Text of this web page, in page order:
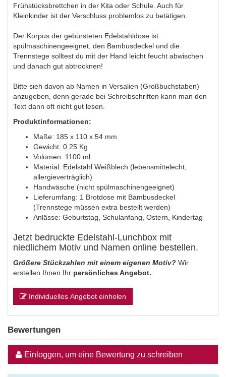
Frühstücksbrettchen in der Kita oder Schule. Auch für
Kleinkinder ist der Verschluss problemlos zu betätigen.
Der Korpus der gebürsteten Edelstahldose ist
spülmaschinengeeignet, den Bambusdeckel und die
Trennstege solltest du mit der Hand leicht feucht abwischen
und danach gut abtrocknen!
Bitte sieh davon ab Namen in Versalien (Großbuchstaben)
anzugeben, denn gerade bei Schreibschriften kann man den
Text dann oft nicht gut lesen.
Produktinformationen:
Maße: 185 x 110 x 54 mm
Gewicht: 0.25 Kg
Volumen: 1100 ml
Material: Edelstahl Weißblech (lebensmittelecht,
allergieverträglich)
Handwäsche (nicht spülmaschinengeeignet)
Lieferumfang: 1 Brotdose mit Bambusdeckel
(Trennstege müssen extra bestellt werden)
Anlässe: Geburtstag, Schulanfang, Ostern, Kindertag
Jetzt bedruckte Edelstahl-Lunchbox mit
niedlichem Motiv und Namen online bestellen.
Größere Stückzahlen mit einem eigenen Motiv? Wir
erstellen Ihnen Ihr persönliches Angebot.
Individuelles Angebot einholen
Bewertungen
Einloggen, um eine Bewertung zu schreiben